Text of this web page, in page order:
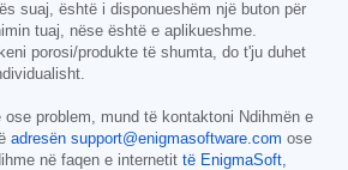
suaj, është i disponueshëm një buton për
tuaj, nëse është e aplikueshme.
porosi/produkte të shumta, do t'ju duhet
ose problem, mund të kontaktoni Ndihmën e
adresën support@enigmasoftware.com ose
në faqen e internetit të EnigmaSoft,